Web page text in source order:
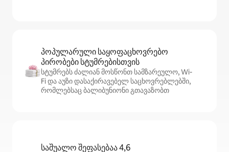
პოპულარული საყოფაცხოვრებო
პირობები სტუმრებისთვის
სტუმრებს ძალიან მოსწონთ სამზარეულო, Wi-
Fi და აუზი დასაქირავებელ საცხოვრებლებში,
რომლებსაც ბალიბუნიონი გთავაზობთ
საშუალო შეფასებაა 4,6